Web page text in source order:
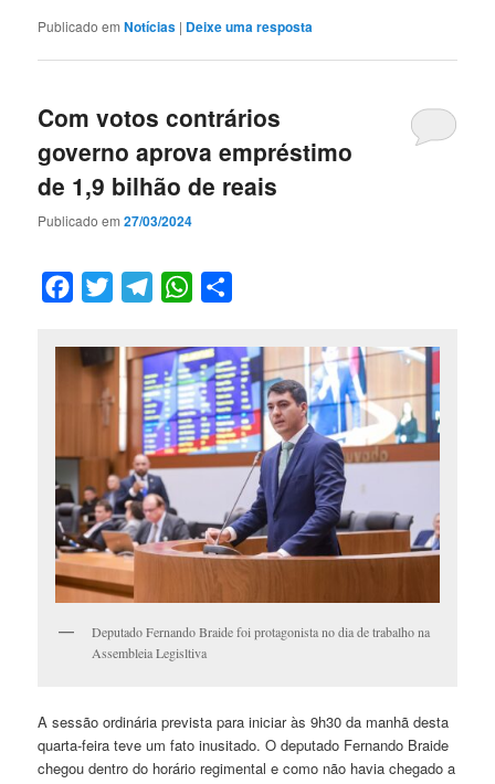
Publicado em Notícias | Deixe uma resposta
Com votos contrários
governo aprova empréstimo
de 1,9 bilhão de reais
Publicado em27/03/2024
Facebook
Twitter TelegramWhatsApp
Deputado Fernando Braide foi protagonista no dia de trabalho na
Assembleia Legisltiva
A sessão ordinária prevista para iniciar às 9h30 da manhã desta
quarta-feira teve um fato inusitado. O deputado Fernando Braide
chegou dentro do horário regimental e como não havia chegado a